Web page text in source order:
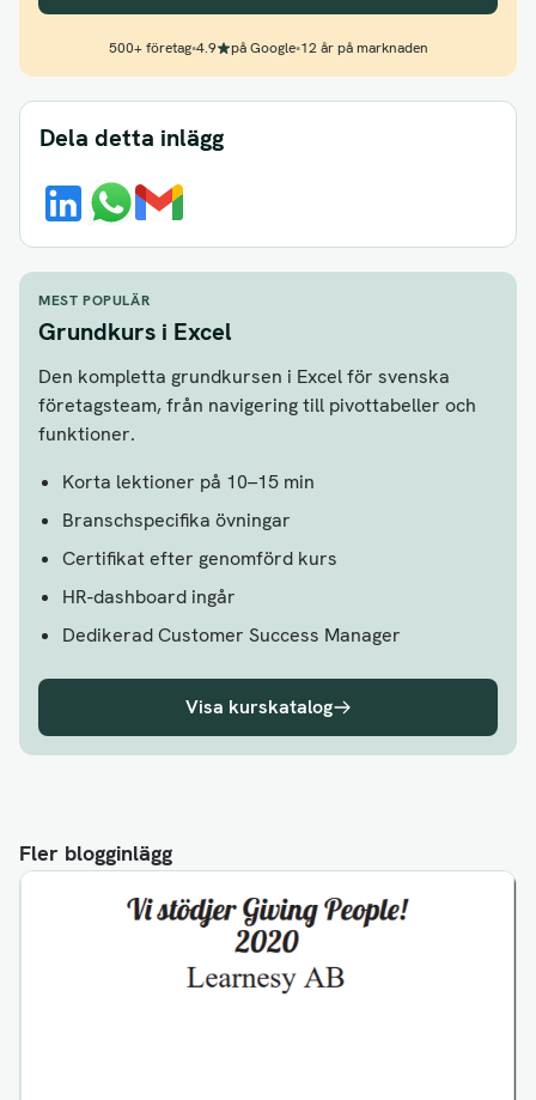
500+ företag•4.9 på Google•12 år på marknaden
Dela detta inlägg
MEST POPULÄR
Grundkurs i Excel
Den kompletta grundkursen i Excel för svenska
företagsteam, från navigering till pivottabeller och
funktioner.
Korta lektioner på 10–15 min
Branschspecifika övningar
Certifikat efter genomförd kurs
HR-dashboard ingår
Dedikerad Customer Success Manager
Visa kurskatalog
Fler blogginlägg